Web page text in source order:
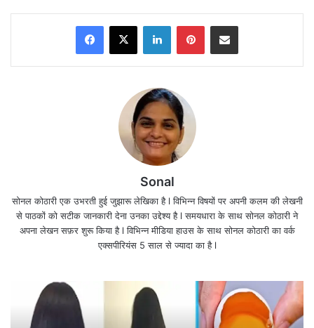
बॉर्डर पर तनाव की वजह से इस समय काफी तनाव भरा माहौल है l भारत के
पलटवार से चीन बौखलाया हुआ है l
इस समय भारत-चीन सीमा पर जारी तनाव के बीच भारत के सैनिकों की तरफ से
चीनी सैनिकों का जोरदार प्रतिरोध किया जा रहा है।
सीमा पर चीन की दबंगई को हैंडल करने के लिए देश के राष्ट्रीय सुरक्षा सलाहकार
(NSA) अजीत डोभाल (Ajit Doval) ने मोर्चा संभाल लिया है।
Sonal
सोनल कोठारी एक उभरती हुई जुझारू लेखिका है l विभिन्न विषयों पर अपनी कलम की लेखनी
से पाठकों को सटीक जानकारी देना उनका उद्देश्य है l समयधारा के साथ सोनल कोठारी ने
अपना लेखन सफ़र शुरू किया है l विभिन्न मीडिया हाउस के साथ सोनल कोठारी का वर्क
एक्सपीरियंस 5 साल से ज्यादा का है l